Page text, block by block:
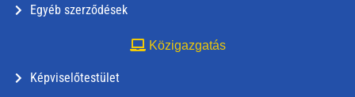
Egyéb szerződések
Közigazgatás
Képviselőtestület